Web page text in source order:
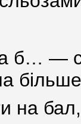
б… —
на